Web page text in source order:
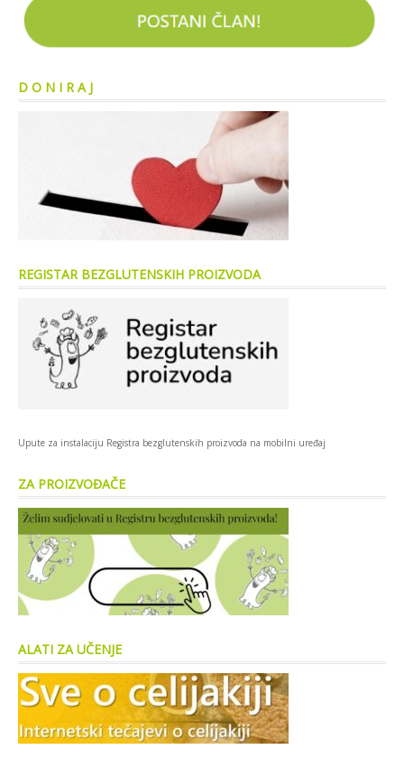
D O N I R A J
REGISTAR BEZGLUTENSKIH PROIZVODA
Upute za instalaciju Registra bezglutenskih proizvoda na mobilni uređaj
ZA PROIZVOĐAČE
ALATI ZA UČENJE